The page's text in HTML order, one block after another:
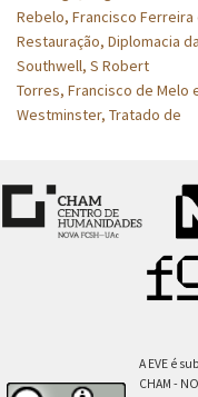
Rebelo, Francisco Ferreira
Restauração, Diplomacia da
Southwell, S Robert
Torres, Francisco de Melo
Westminster, Tratado de
A EVE é
CHAM -